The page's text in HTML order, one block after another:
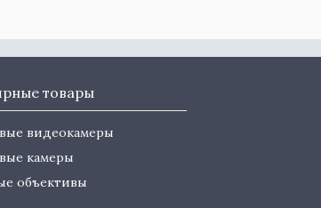
товары
видеокамеры
камеры
объективы